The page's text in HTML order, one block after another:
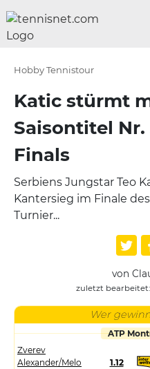
Hobby Tennistour
Katic stürmt
Saisontitel
Finals
Serbiens Jungstar Teo
Kantersieg im Finale
Turnier...
von
zuletzt bearbeitet:
Wer
ATP
Zverev
Alexander/Melo
1.12